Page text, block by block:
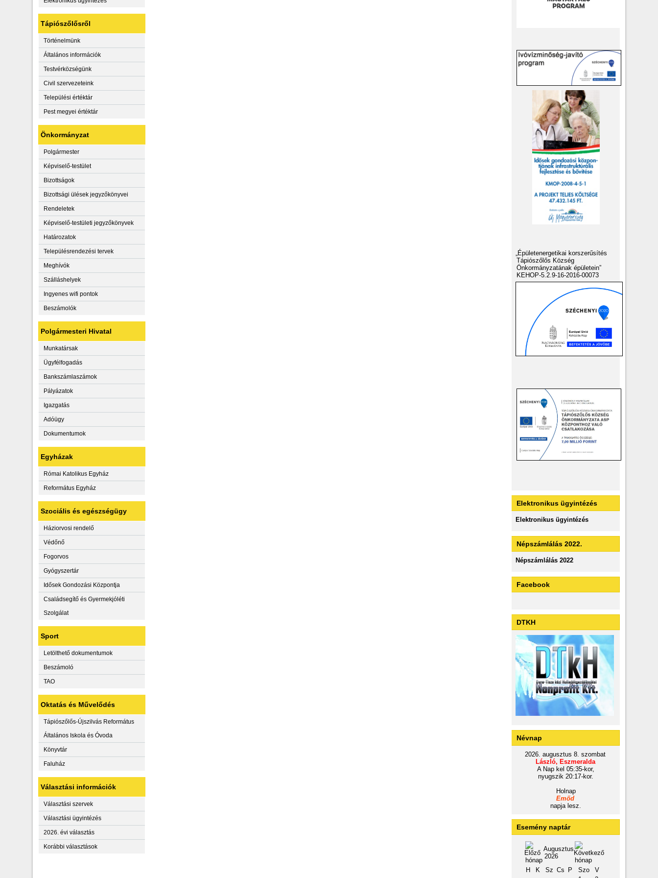
Tápiószőlősről
Történelmünk
Általános információk
Testvérközségünk
Civil szervezeteink
Települési értéktár
Pest megyei értéktár
Önkormányzat
Polgármester
Képviselő-testület
Bizottságok
Bizottsági ülések jegyzőkönyvei
Rendeletek
Képviselő-testületi jegyzőkönyvek
Határozatok
Településrendezési tervek
Meghívók
Szálláshelyek
Ingyenes wifi pontok
Beszámolók
Polgármesteri Hivatal
Munkatársak
Ügyfélfogadás
Bankszámlaszámok
Pályázatok
Igazgatás
Adóügy
Dokumentumok
Egyházak
Római Katolikus Egyház
Református Egyház
Szociális és egészségügy
Háziorvosi rendelő
Védőnő
Fogorvos
Gyógyszertár
Idősek Gondozási Központja
Családsegítő és Gyermekjóléti
Szolgálat
Sport
Letölthető dokumentumok
Beszámoló
TAO
Oktatás és Művelődés
Tápiószőlős-Újszilvás Református
Általános Iskola és Óvoda
Könyvtár
Faluház
Választási információk
Választási szervek
Választási ügyintézés
2026. évi választás
Korábbi választások
„Épületenergetikai korszerűsítés
Tápiószőlős Község
Önkormányzatának épületein”
KEHOP-5.2.9-16-2016-00073
Elektronikus ügyintézés
Elektronikus ügyintézés
Népszámlálás 2022.
Népszámlálás 2022
Facebook
DTKH
Névnap
2026. augusztus 8. szombat
László, Eszmeralda
A Nap kel 05:35-kor,
nyugszik 20:17-kor.
Holnap
Emőd
napja lesz.
Esemény naptár
Augusztus
2026
H
K Sz Cs P Szo
V